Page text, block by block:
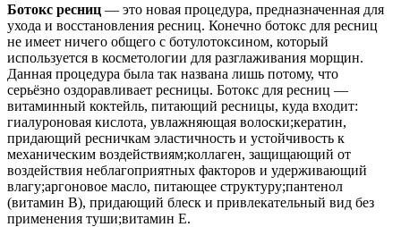
Ботокс ресниц — это новая процедура, предназначенная для
ухода и восстановления ресниц. Конечно ботокс для ресниц
не имеет ничего общего с ботулотоксином, который
используется в косметологии для разглаживания морщин.
Данная процедура была так названа лишь потому, что
серьёзно оздоравливает ресницы. Ботокс для ресниц —
витаминный коктейль, питающий ресницы, куда входит:
гиалуроновая кислота, увлажняющая волоски;кератин,
придающий ресничкам эластичность и устойчивость к
механическим воздействиям;коллаген, защищающий от
воздействия неблагоприятных факторов и удерживающий
влагу;аргоновое масло, питающее структуру;пантенол
(витамин B), придающий блеск и привлекательный вид без
применения туши;витамин Е.